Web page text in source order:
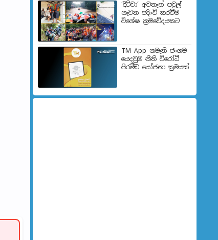
‘දිට්වා’ අවතැන් පවුල්
නැවත පදිංචි කරවීම
විශේෂ ක්‍රමවේදයකට
TM App නමැති ජංගම
යෙදවුම නීති විරෝධී
පිරමීඩ යෝජනා ක්‍රමයක්